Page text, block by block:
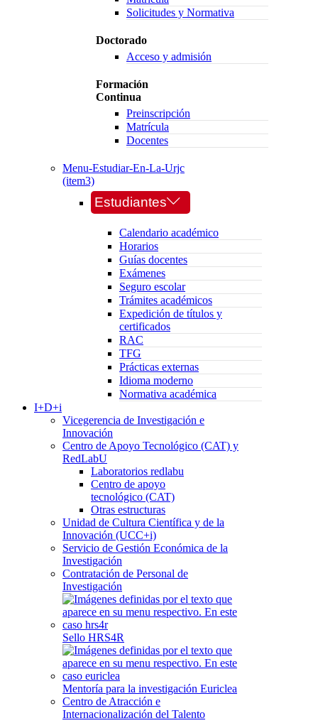
Solicitudes y Normativa
Doctorado
Acceso y admisión
Formación
Continua
Preinscripción
Matrícula
Docentes
Menu-Estudiar-En-La-Urjc
(item3)
Estudiantes
Calendario académico
Horarios
Guías docentes
Exámenes
Seguro escolar
Trámites académicos
Expedición de títulos y
certificados
RAC
TFG
Prácticas externas
Idioma moderno
Normativa académica
I+D+i
Vicegerencia de Investigación e
Innovación
Centro de Apoyo Tecnológico (CAT) y
RedLabU
Laboratorios redlabu
Centro de apoyo
tecnológico (CAT)
Otras estructuras
Unidad de Cultura Científica y de la
Innovación (UCC+i)
Servicio de Gestión Económica de la
Investigación
Contratación de Personal de
Investigación
Sello HRS4R
Mentoría para la investigación Euriclea
Centro de Atracción e
Internacionalización del Talento